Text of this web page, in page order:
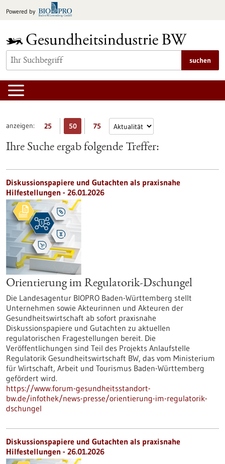
Inhalt
Powered by
suchen
anzeigen: 25 50 75
Ihre Suche ergab folgende Treffer:
Diskussionspapiere und Gutachten als praxisnahe
Hilfestellungen - 26.01.2026
Orientierung im Regulatorik-Dschungel
Die Landesagentur BIOPRO Baden-Württemberg stellt
Unternehmen sowie Akteurinnen und Akteuren der
Gesundheitswirtschaft ab sofort praxisnahe
Diskussionspapiere und Gutachten zu aktuellen
regulatorischen Fragestellungen bereit. Die
Veröffentlichungen sind Teil des Projekts Anlaufstelle
Regulatorik Gesundheitswirtschaft BW, das vom Ministerium
für Wirtschaft, Arbeit und Tourismus Baden-Württemberg
gefördert wird.
https://www.forum-gesundheitsstandort-
bw.de/infothek/news-presse/orientierung-im-regulatorik-
dschungel
Diskussionspapiere und Gutachten als praxisnahe
Hilfestellungen - 26.01.2026